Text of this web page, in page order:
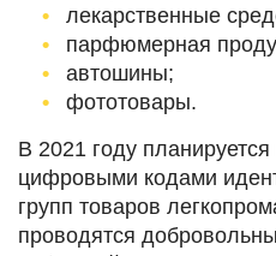
лекарственные
парфюмерная
автошины;
фототовары.
В 2021 году
цифровыми кодами
групп товаров
проводятся